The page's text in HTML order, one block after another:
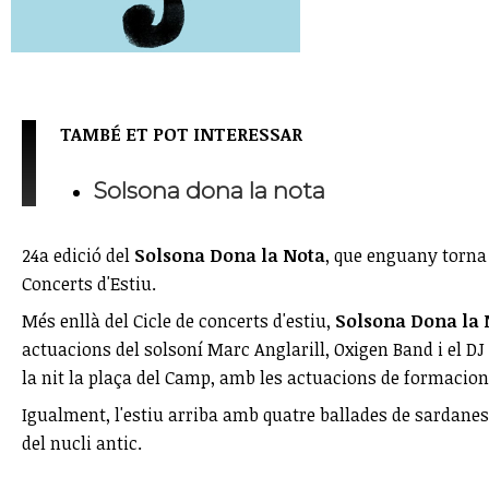
TAMBÉ ET POT INTERESSAR
Solsona dona la nota
24a edició del Solsona Dona la Nota, que enguany
Concerts d'Estiu.
Més enllà del Cicle de concerts d'estiu, Solsona Dona la
actuacions del solsoní Marc Anglarill, Oxigen Band i el
la nit la plaça del Camp, amb les actuacions de
Igualment, l'estiu arriba amb quatre ballades de
del nucli antic.